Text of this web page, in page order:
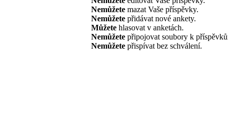
Nemůžete mazat Vaše příspěvky.
Nemůžete přidávat nové ankety.
Můžete hlasovat v anketách.
Nemůžete připojovat soubory k
Nemůžete přispívat bez schválení.